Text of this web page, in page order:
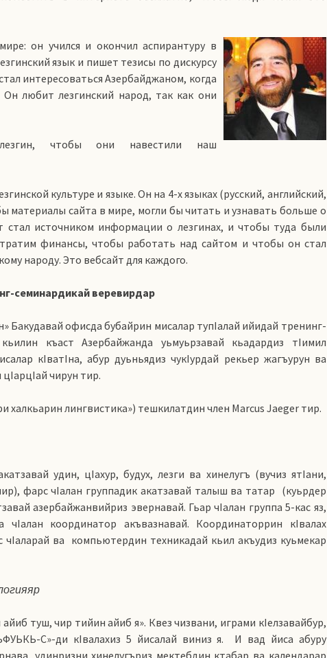
он учился и окончил аспирантуру в
язык и пишет тезисы по дискурсу
интересоваться Азербайджаном, когда
Он любит лезгинский народ, так как они
лезгин, чтобы они навестили наш
культуре и языке. Он на 4-х языках (русский, английский,
материалы сайта в мире, могли бы читать и узнавать больше о
источником информации о лезгинах, и чтобы туда были
финансы, чтобы работать над сайтом и чтобы он стал
народу. Это вебсайт для каждого.
семинардикай веревирдар
Бакудавай офисда бубайрин мисалар тупIалай ийидай тренинг-
къаст Азербайжанда уьмуьрзавай кьадардиз тIимил
кIватIна, абур дуьньядиз чукIурдай рекьер жагъурун ва
цIарцIай чирун тир.
халкьарин лингвистика») тешкилатдин член Marcus Jaeger тир.
удин, цIахур, будух, лезги ва хинелугъ (вучиз ятIани,
фарс чIалан группадик акатзавай талыш ва татар (куьрдер
азербайжанвийриз эвернавай. Гьар чIалан группа 5-кас яз,
координатор акъвазнавай. Координаторрин кIвалах
чIаларай ва компьютердин техникадай кьил акъудиз куьмекар
туш, чир тийин айиб я». Квез чизвани, играми кIелзавайбур,
С»-ди кIвалахиз 5 йисалай виниз я.
И вад йиса абуру
удинризни хинелугъриз мектебдин ктабар ва календарар